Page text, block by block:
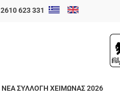
2610 623 331
ΝΕΑ ΣΥΛΛΟΓΗ ΧΕΙΜΩΝΑΣ 2026